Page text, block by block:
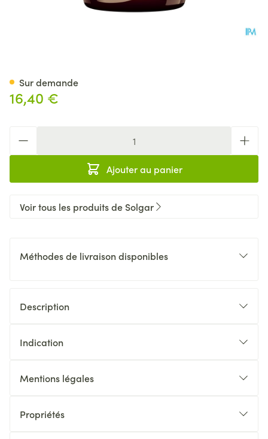
16,40 €
Ajouter au panier
Sur demande
Voir tous les produits de Solgar
Méthodes de livraison disponibles
Description
Indication
Mentions légales
Propriétés